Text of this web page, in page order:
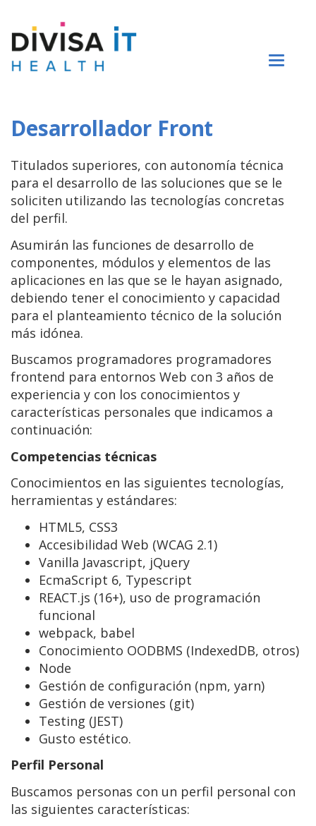
Divisa
iT
Desarrollador Front
Titulados superiores, con autonomía técnica
para el desarrollo de las soluciones que se le
soliciten utilizando las tecnologías concretas
del perfil.
Asumirán las funciones de desarrollo de
componentes, módulos y elementos de las
aplicaciones en las que se le hayan asignado,
debiendo tener el conocimiento y capacidad
para el planteamiento técnico de la solución
más idónea.
Buscamos programadores programadores
frontend para entornos Web con 3 años de
experiencia y con los conocimientos y
características personales que indicamos a
continuación:
Competencias técnicas
Conocimientos en las siguientes tecnologías,
herramientas y estándares:
HTML5, CSS3
Accesibilidad Web (WCAG 2.1)
Vanilla Javascript, jQuery
EcmaScript 6, Typescript
REACT.js (16+), uso de programación
funcional
webpack, babel
Conocimiento OODBMS (IndexedDB, otros)
Node
Gestión de configuración (npm, yarn)
Gestión de versiones (git)
Testing (JEST)
Gusto estético.
Perfil Personal
Buscamos personas con un perfil personal con
las siguientes características: